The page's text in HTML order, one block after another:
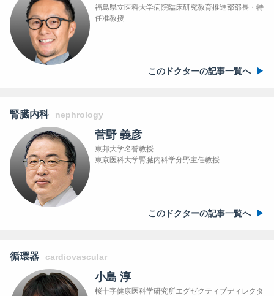
福島県立医科大学病院臨床研究教育推進部部長・特
任准教授
このドクターの記事一覧へ
腎臓内科 nephrology
菅野 義彦
東邦大学名誉教授
東京医科大学腎臓内科学分野主任教授
このドクターの記事一覧へ
循環器 cardiovascular
小島 淳
桜十字健康医科学研究所エグゼクティブディレクタ